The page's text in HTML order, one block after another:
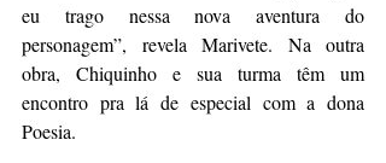
eu trago nessa nova aventura do
personagem”, revela Marivete. Na outra
obra, Chiquinho e sua turma têm um
encontro pra lá de especial com a dona
Poesia.